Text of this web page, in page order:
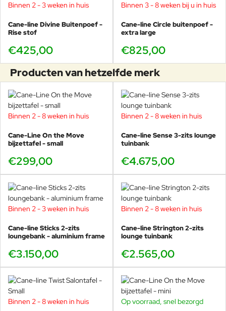
Binnen 2 - 3 weken in huis
Cane-line Divine Buitenpoef -
Rise stof
€425,00
Binnen 3 - 8 weken bij u in huis
Cane-line Circle buitenpoef -
extra large
€825,00
Producten van hetzelfde merk
Binnen 2 - 8 weken in huis
Cane-Line On the Move
bijzettafel - small
€299,00
Binnen 2 - 8 weken in huis
Cane-line Sense 3-zits lounge
tuinbank
€4.675,00
Binnen 2 - 3 weken in huis
Cane-line Sticks 2-zits
loungebank - aluminium frame
€3.150,00
Binnen 2 - 8 weken in huis
Cane-line Strington 2-zits
lounge tuinbank
€2.565,00
Binnen 2 - 8 weken in huis Op voorraad, snel bezorgd